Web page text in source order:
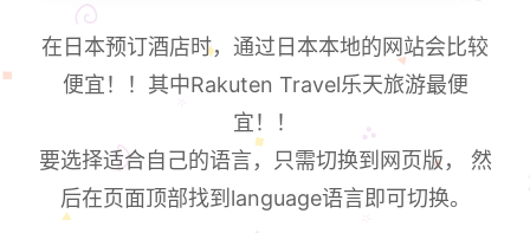
在日本预订酒店时，通过日本本地的网站会比较
便宜！！其中Rakuten Travel乐天旅游最便
宜！！
要选择适合自己的语言，只需切换到网页版， 然
后在页面顶部找到language语言即可切换。